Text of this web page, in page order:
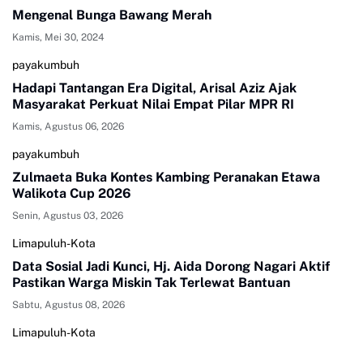
Mengenal Bunga Bawang Merah
Kamis, Mei 30, 2024
payakumbuh
Hadapi Tantangan Era Digital, Arisal Aziz Ajak
Masyarakat Perkuat Nilai Empat Pilar MPR RI
Kamis, Agustus 06, 2026
payakumbuh
Zulmaeta Buka Kontes Kambing Peranakan Etawa
Walikota Cup 2026
Senin, Agustus 03, 2026
Limapuluh-Kota
Data Sosial Jadi Kunci, Hj. Aida Dorong Nagari Aktif
Pastikan Warga Miskin Tak Terlewat Bantuan
Sabtu, Agustus 08, 2026
Limapuluh-Kota